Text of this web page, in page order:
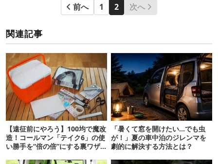
前へ 1 2 次へ
関連記事
【遠征前にやろう】100均で魔改
造！コールマン「テイク6」の使
い勝手を“倍の倍”にする裏ワザ6
「暑くて窓を開けたい…でも虫
が！」夏の車中泊のジレンマを
劇的に解決する方法とは？